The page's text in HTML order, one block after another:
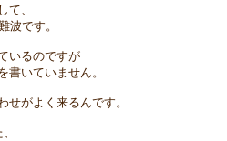
て、
波です。
いるのですが
書いていません。
せがよく来るんです。